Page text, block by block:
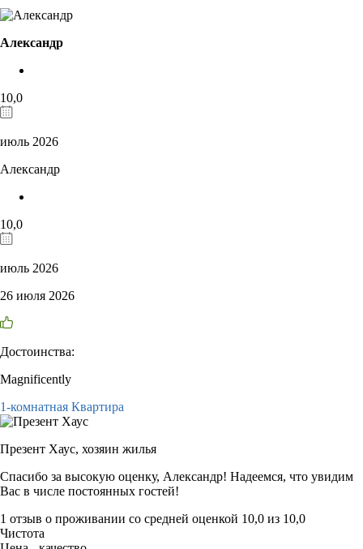
Александр
10,0
июль 2026
Александр
10,0
июль 2026
26 июля 2026
Достоинства:
Magnificently
1-комнатная Квартира
Презент Хаус, хозяин жилья
Спасибо за высокую оценку, Александр! Надеемся, что увидим
Вас в числе постоянных гостей!
1 отзыв о проживании со средней оценкой 10,0 из 10,0
Чистота